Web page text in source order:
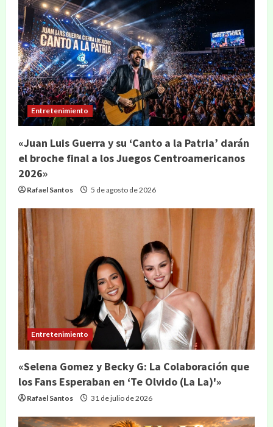
Entretenimiento
«Juan Luis Guerra y su ‘Canto a la Patria’ darán
el broche final a los Juegos Centroamericanos
2026»
Rafael Santos 5 de agosto de 2026
Entretenimiento
«Selena Gomez y Becky G: La Colaboración que
los Fans Esperaban en ‘Te Olvido (La La)'»
Rafael Santos 31 de julio de 2026